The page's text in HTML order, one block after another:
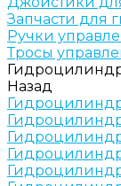
Запчасти для
Ручки
Тросы
Назад